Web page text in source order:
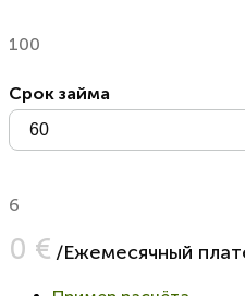
100
Срок займа
6
0 € /Ежемесячный